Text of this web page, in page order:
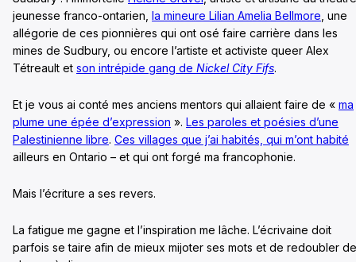
jeunesse franco-ontarien, la mineure Lilian Amelia Bellmore , une
allégorie de ces pionnières qui ont osé faire carrière dans les
mines de Sudbury, ou encore l’artiste et activiste queer Alex
Tétreault et son intrépide gang de Nickel City Fifs.
Et je vous ai conté mes anciens mentors qui allaient faire de « ma
plume une épée d’expression ». Les paroles et poésies d’une
Palestinienne libre. Ces villages que j’ai habités, qui m’ont habité
ailleurs en Ontario – et qui ont forgé ma francophonie.
Mais l’écriture a ses revers.
La fatigue me gagne et l’inspiration me lâche. L’écrivaine doit
parfois se taire afin de mieux mijoter ses mots et de redoubler de